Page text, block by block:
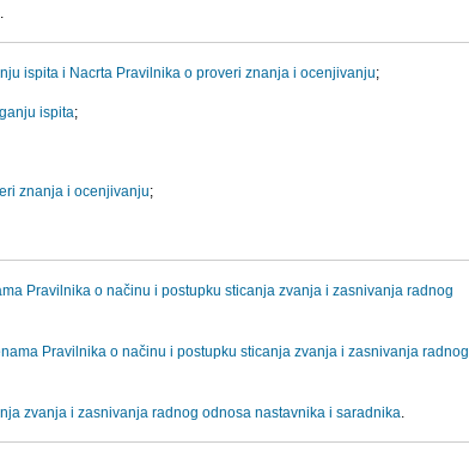
.
ispita i Nacrta Pravilnika o proveri znanja i ocenjivanju;
ispita;
znanja i ocenjivanju;
Pravilnika o načinu i postupku sticanja zvanja i zasnivanja radnog
Pravilnika o načinu i postupku sticanja zvanja i zasnivanja radnog
zvanja i zasnivanja radnog odnosa nastavnika i saradnika.